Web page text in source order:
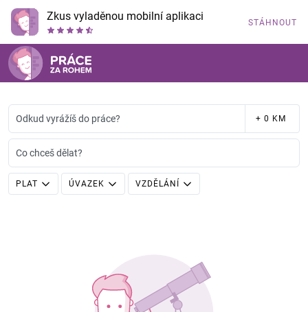
Zkus vyladěnou mobilní aplikaci STÁHNOUT
Odkud vyrážíš do práce? + 0 KM
Co chceš dělat?
PLAT ÚVAZEK VZDĚLÁNÍ